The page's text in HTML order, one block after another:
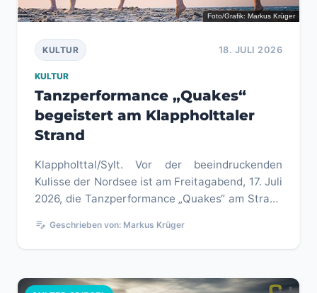
Foto/Grafik: Markus Krüger
18. JULI 2026
KULTUR
KULTUR
Tanzperformance „Quakes“
begeistert am Klappholttaler
Strand
Klappholttal/Sylt. Vor der beeindruckenden
Kulisse der Nordsee ist am Freitagabend, 17. Juli
2026, die Tanzperformance „Quakes“ am Strand
edit_note Geschrieben von: Markus Krüger